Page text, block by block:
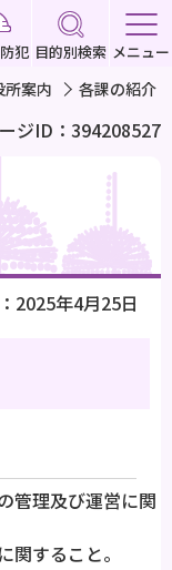
犯 目的別検索 メニュー
所案内 各課の紹介
ジID：394208527
2025年4月25日
管理及び運営に関
すること。